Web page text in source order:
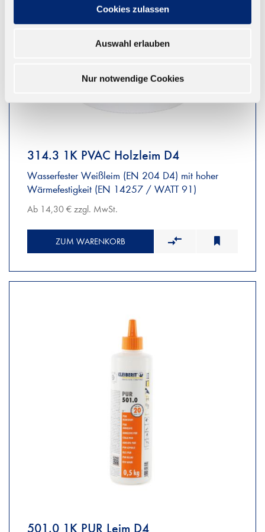
Cookies zulassen
Auswahl erlauben
Nur notwendige Cookies
314.3 1K PVAC Holzleim D4
Wasserfester Weißleim (EN 204 D4) mit hoher
Wärmefestigkeit (EN 14257 / WATT 91)
Ab 14,30 € zzgl. MwSt.
ZUM WARENKORB
501.0 1K PUR Leim D4